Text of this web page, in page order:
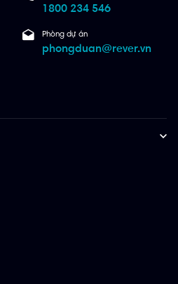
1800 234 546
Phòng dự án
phongduan@rever.vn